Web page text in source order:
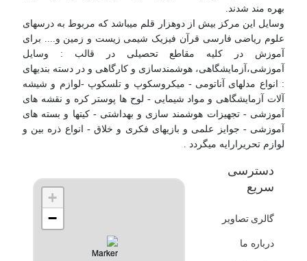
بهره مند شدند.
وسایل این مرکز بیش از دوهزار قلم میباشد که مربوط به درسهای
علوم ریاضی فارسی قرآن فیزیک شیمی زیست و زمین و.... برای
آموزش در کلیه مقاطع تحصیلی در قالب : وسایل
آموزشی،آزمایشگاهی، هوشمندسازی و کارگاهی و در دسته بندیهای
: انواع مدلهای آناتومی - میکروسکوپ و تلسکوپ -لوازم و شیشه
آلات آزمایشگاهی و مواد شیمایی - لوح ها پوستر کره و نقشه های
آموزشی - تجهیزات هوشمند سازی و بهداشتی - کیتها و بسته های
آموزشی - جوایز علمی و بازیهای فکری و خلاق - انواع ذره بین و
لوازم تحریرارایه میگردد .
دسترسی
سریع
گالری تصاویر
درباره ما
+
−